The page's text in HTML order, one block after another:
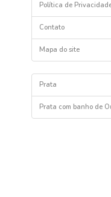
Política de
Contato
Mapa do site
Prata
Prata com banho de